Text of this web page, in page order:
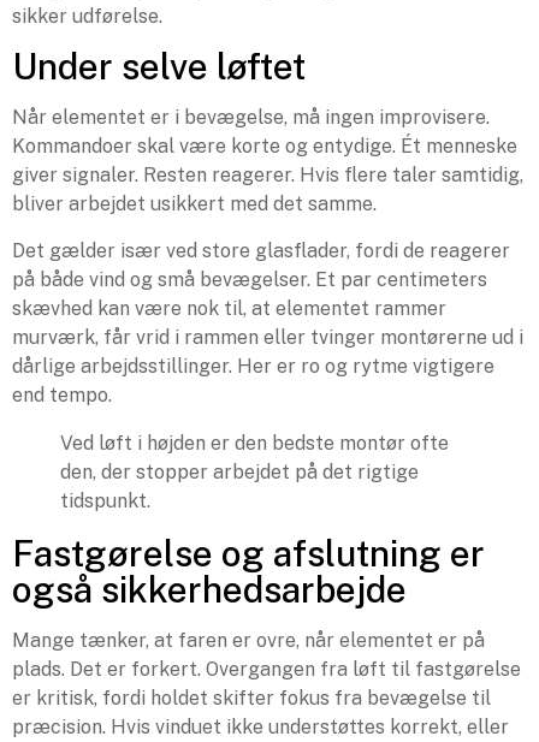
sikker udførelse.
Under selve løftet
Når elementet er i bevægelse, må ingen improvisere.
Kommandoer skal være korte og entydige. Ét menneske
giver signaler. Resten reagerer. Hvis flere taler samtidig,
bliver arbejdet usikkert med det samme.
Det gælder især ved store glasflader, fordi de reagerer
på både vind og små bevægelser. Et par centimeters
skævhed kan være nok til, at elementet rammer
murværk, får vrid i rammen eller tvinger montørerne ud i
dårlige arbejdsstillinger. Her er ro og rytme vigtigere
end tempo.
Ved løft i højden er den bedste montør ofte
den, der stopper arbejdet på det rigtige
tidspunkt.
Fastgørelse og afslutning er
også sikkerhedsarbejde
Mange tænker, at faren er ovre, når elementet er på
plads. Det er forkert. Overgangen fra løft til fastgørelse
er kritisk, fordi holdet skifter fokus fra bevægelse til
præcision. Hvis vinduet ikke understøttes korrekt, eller